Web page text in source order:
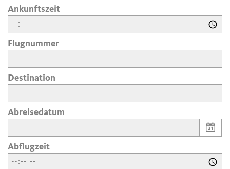
Ankunftszeit
Flugnummer
Destination
Abreisedatum
Abflugzeit